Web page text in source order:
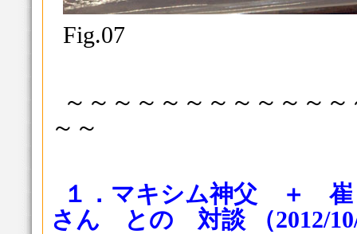
Fig.07
～～～～～～～～～～～
～～
１．マキシム神父 ＋
さん との 対談 （2012/